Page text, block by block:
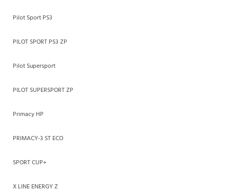
Pilot Sport PS3
PILOT SPORT PS3 ZP
Pilot Supersport
PILOT SUPERSPORT ZP
Primacy HP
PRIMACY-3 ST ECO
SPORT CUP+
X LINE ENERGY Z